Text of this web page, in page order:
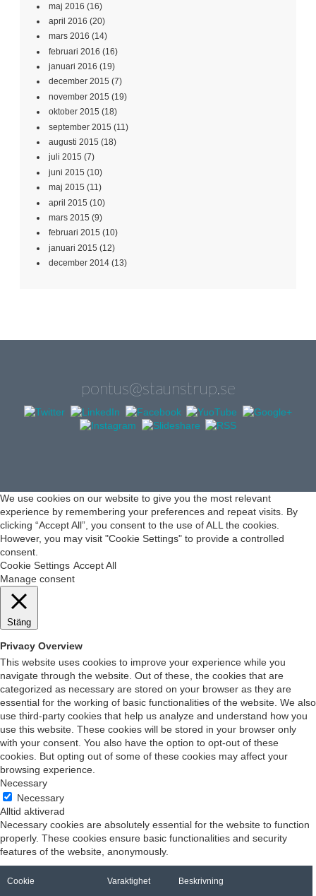
maj 2016 (16)
april 2016 (20)
mars 2016 (14)
februari 2016 (16)
januari 2016 (19)
december 2015 (7)
november 2015 (19)
oktober 2015 (18)
september 2015 (11)
augusti 2015 (18)
juli 2015 (7)
juni 2015 (10)
maj 2015 (11)
april 2015 (10)
mars 2015 (9)
februari 2015 (10)
januari 2015 (12)
december 2014 (13)
pontus@staunstrup.se
We use cookies on our website to give you the most relevant
experience by remembering your preferences and repeat visits. By
clicking “Accept All”, you consent to the use of ALL the cookies.
However, you may visit "Cookie Settings" to provide a controlled
consent.
Cookie Settings Accept All
Manage consent
Stäng
Privacy Overview
This website uses cookies to improve your experience while you
navigate through the website. Out of these, the cookies that are
categorized as necessary are stored on your browser as they are
essential for the working of basic functionalities of the website. We also
use third-party cookies that help us analyze and understand how you
use this website. These cookies will be stored in your browser only
with your consent. You also have the option to opt-out of these
cookies. But opting out of some of these cookies may affect your
browsing experience.
Necessary
Necessary
Alltid aktiverad
Necessary cookies are absolutely essential for the website to function
properly. These cookies ensure basic functionalities and security
features of the website, anonymously.
Cookie Varaktighet Beskrivning